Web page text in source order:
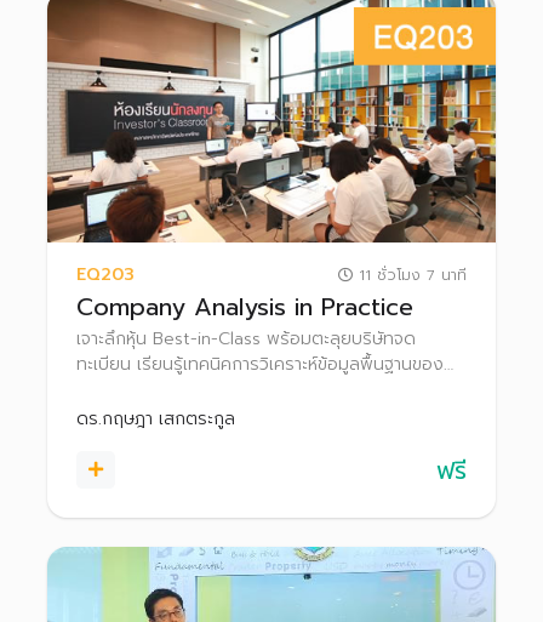
EQ203 11 ชั่วโมง 7 นาที
Company Analysis in Practice
เจาะลึกหุ้น Best-in-Class พร้อมตะลุยบริษัทจด
ทะเบียน เรียนรู้เทคนิคการวิเคราะห์ข้อมูลพื้นฐานของ
งบการเงินเบื้องต้น พร้อมเจาะข้อมูลเชิงลึกจากผู้
บริษัทจดทะเบียน
ดร.กฤษฎา เสกตระกูล
ฟรี